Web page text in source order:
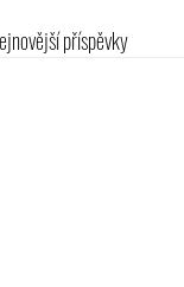
příspěvky